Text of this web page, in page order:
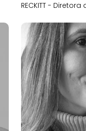
RECKITT -